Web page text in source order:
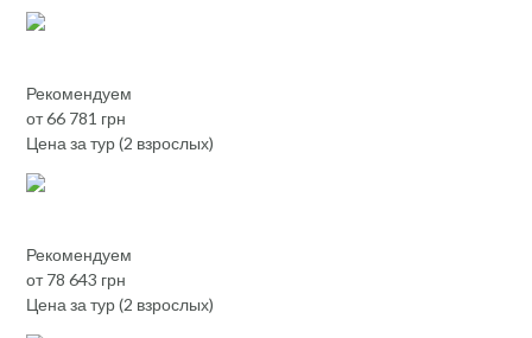
Рекомендуем
от 66 781 грн
Цена за тур (2 взрослых)
Рекомендуем
от 78 643 грн
Цена за тур (2 взрослых)